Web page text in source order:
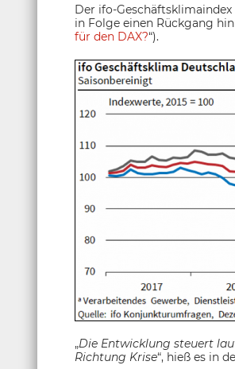
Der ifo-
in Folge einen Rückgang
für den DAX?“).
„Die Entwicklung steuert
Richtung Krise“, hieß es in